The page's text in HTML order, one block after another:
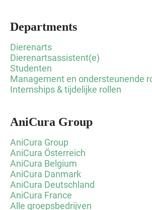
Departments
Dierenarts
Dierenartsassistent(e)
Studenten
Management en ondersteunende
Internships & tijdelijke rollen
AniCura Group
AniCura Group
AniCura Österreich
AniCura Belgium
AniCura Danmark
AniCura Deutschland
AniCura France
Alle groepsbedrijven